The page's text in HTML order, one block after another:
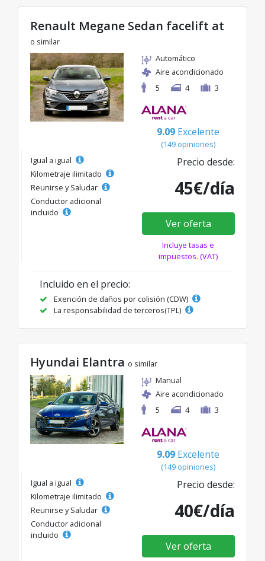
Renault Megane Sedan facelift at
o similar
Automático
Aire acondicionado
5
4 3
9.09 Excelente
(149 opiniones)
Igual a igual
Kilometraje ilimitado
Reunirse y Saludar
Conductor adicional
incluido
Precio desde:
45€/día
Ver oferta
Incluye tasas e
impuestos. (VAT)
Incluido en el precio:
Exención de daños por colisión (CDW)
La responsabilidad de terceros(TPL)
Hyundai Elantra o similar
Manual
Aire acondicionado
5
4 3
9.09 Excelente
(149 opiniones)
Igual a igual
Kilometraje ilimitado
Reunirse y Saludar
Conductor adicional
incluido
Precio desde:
40€/día
Ver oferta